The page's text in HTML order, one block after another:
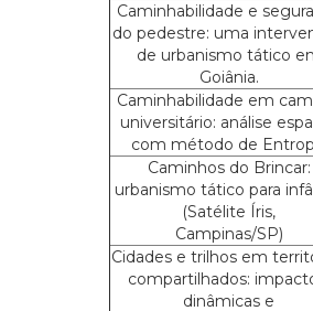
Caminhabilidade e
do pedestre: uma
de urbanismo tático
Goiânia.
Caminhabilidade em
universitário: análise
com método de
Caminhos do Brincar:
urbanismo tático para
(Satélite Íris,
Campinas/SP)
Cidades e trilhos em
compartilhados:
dinâmicas e